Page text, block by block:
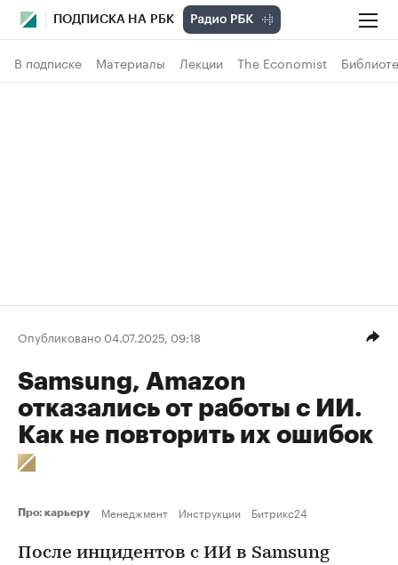
ПОДПИСКА НА РБК
В подписке Материалы Лекции The Economist
Опубликовано 04.07.2025, 09:18
Samsung, Amazon
отказались от работы с ИИ.
Как не повторить их ошибок
Про: карьеру Менеджмент Инструкции Битрикс24
После инцидентов с ИИ в Samsung